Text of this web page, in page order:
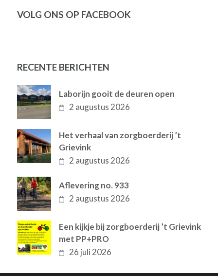
VOLG ONS OP FACEBOOK
RECENTE BERICHTEN
Laborijn gooit de deuren open
2 augustus 2026
Het verhaal van zorgboerderij ’t
Grievink
2 augustus 2026
Aflevering no. 933
2 augustus 2026
Een kijkje bij zorgboerderij ’t Grievink
met PP+PRO
26 juli 2026